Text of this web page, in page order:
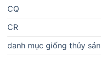
CQ
CR
danh mục giống thủy sản